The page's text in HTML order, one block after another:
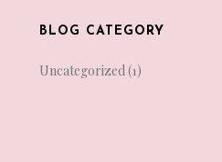
BLOG CATEGORY
Uncategorized(1)